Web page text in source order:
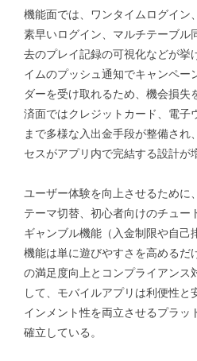
機能面では、ワンタイムログイン
素早いログイン、マルチテーブル
去のプレイ記録の可視化などが挙
イムのプッシュ通知でキャンペー
ダーを受け取れるため、機会損失
済面ではクレジットカード、電子
まで多様な入出金手段が整備され
セスがアプリ内で完結する設計が
ユーザー体験を向上させるため
テーマ切替、初心者向けのチュー
ギャンブル機能（入金制限や自己
機能は単に遊びやすさを高めるだ
の満足度向上とコンプライアンス
して、モバイルアプリは利便性と
インメント性を両立させるプラッ
確立している。